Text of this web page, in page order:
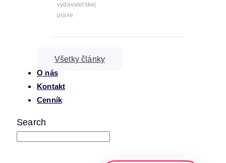
vydavateľskej
praxe
Všetky články
O nás
Kontakt
Cenník
Search